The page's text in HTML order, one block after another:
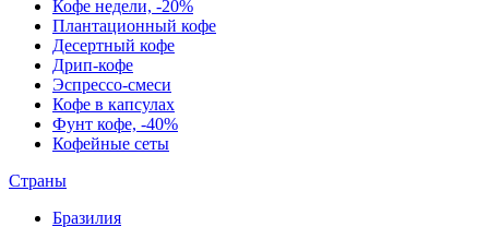
Кофе недели, -20%
Плантационный кофе
Десертный кофе
Дрип-кофе
Эспрессо-смеси
Кофе в капсулах
Фунт кофе, -40%
Кофейные сеты
Страны
Бразилия